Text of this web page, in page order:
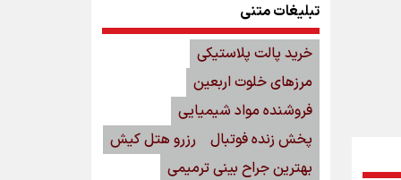
تبلیغات متنی
خرید پالت پلاستیکی
مرزهای خلوت اربعین
فروشنده مواد شیمیایی
پخش زنده فوتبال
رزرو هتل کیش
بهترین جراح بینی ترمیمی